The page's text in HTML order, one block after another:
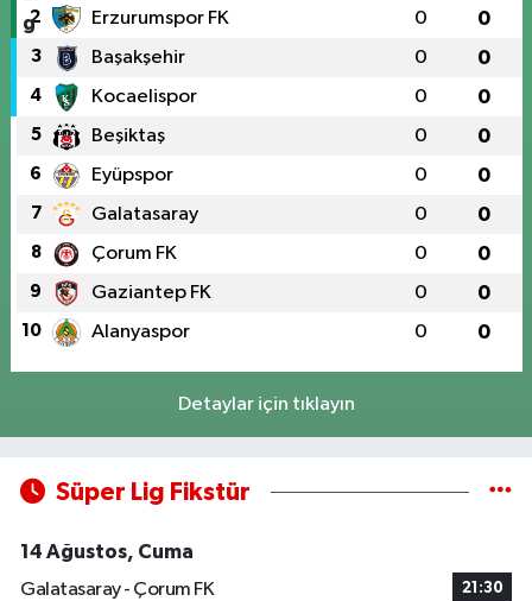
2 Erzurumspor FK 0 0
3 Başakşehir 0 0
4 Kocaelispor 0 0
5 Beşiktaş 0 0
6 Eyüpspor 0 0
7 Galatasaray 0 0
8 Çorum FK 0 0
9 Gaziantep FK 0 0
10 Alanyaspor 0 0
Detaylar için tıklayın
Süper Lig Fikstür
14 Ağustos, Cuma
Galatasaray - Çorum FK
21:30